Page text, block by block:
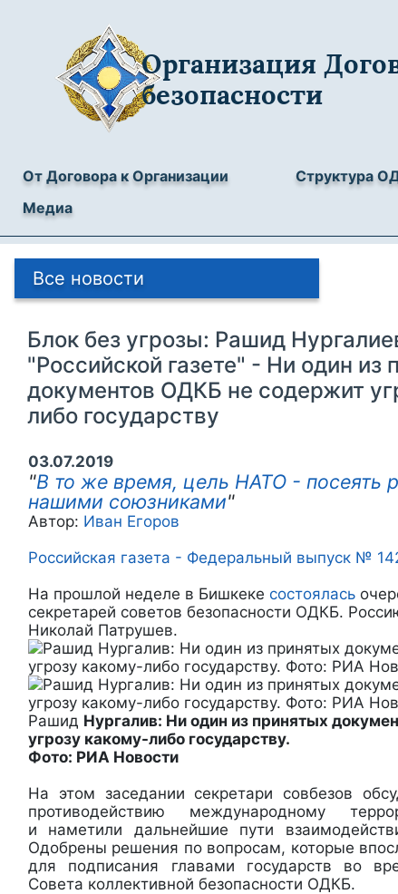
Организация
безопасности
От Договора к Организации Структура
Медиа
Все новости
Блок без угрозы: Рашид
"Российской газете" - Ни один из
документов ОДКБ не содержит
либо государству
03.07.2019
"В то же время, цель НАТО - посеять
нашими союзниками"
Автор: Иван Егоров
Российская газета - Федеральный выпуск №
На прошлой неделе в Бишкеке состоялась
секретарей советов безопасности ОДКБ.
Николай Патрушев.
Рашид Нургалив: Ни один из принятых
угрозу какому-либо государству.
Фото: РИА Новости
На этом заседании секретари совбезов
противодействию международному
и наметили дальнейшие пути
Одобрены решения по вопросам, которые
для подписания главами государств во
Совета коллективной безопасности ОДКБ.